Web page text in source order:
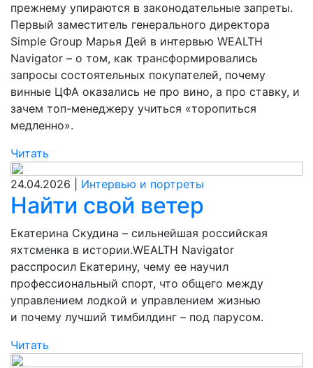
прежнему упираются в законодательные запреты.
Первый заместитель генерального директора
Simple Group Марья Дей в интервью WEALTH
Navigator – о том, как трансформировались
запросы состоятельных покупателей, почему
винные ЦФА оказались не про вино, а про ставку, и
зачем топ-менеджеру учиться «торопиться
медленно».
Читать
24.04.2026 | Интервью и портреты
Найти свой ветер
Екатерина Скудина – сильнейшая российская
яхтсменка в истории.WEALTH Navigator
расспросил Екатерину, чему ее научил
профессиональный спорт, что общего между
управлением лодкой и управлением жизнью
и почему лучший тимбилдинг – под парусом.
Читать